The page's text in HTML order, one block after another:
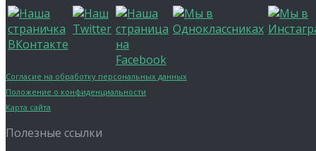
Согласие на обработку персональных данных
Положение о конфиденциальности
Карта сайта
Полезные ссылки